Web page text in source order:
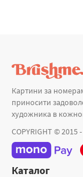
Картини за
приносити
художника в
COPYRIGHT © 2015
Каталог